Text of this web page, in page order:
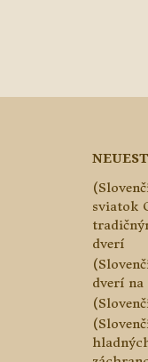
sviatok
dverí
dverí na